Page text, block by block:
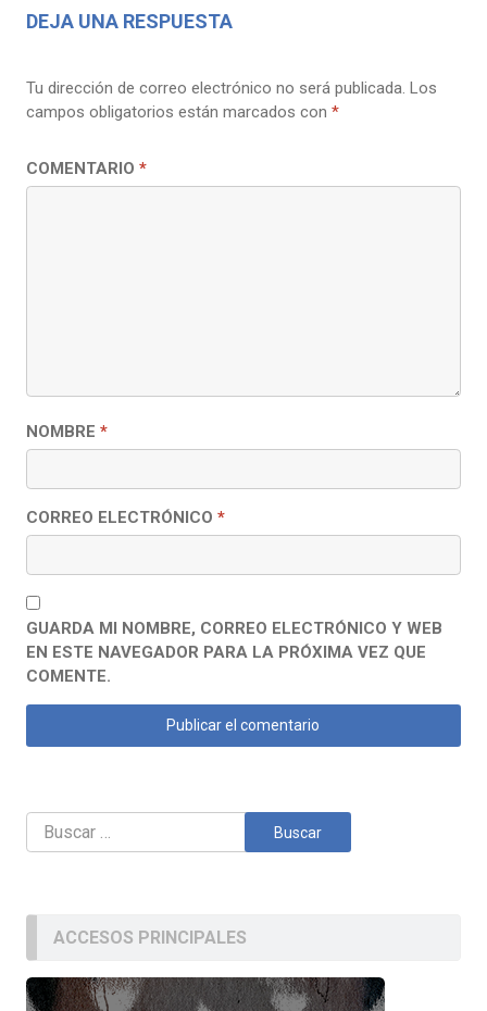
DEJA UNA RESPUESTA
Tu dirección de correo electrónico no será publicada. Los
campos obligatorios están marcados con *
COMENTARIO *
NOMBRE *
CORREO ELECTRÓNICO *
GUARDA MI NOMBRE, CORREO ELECTRÓNICO Y WEB
EN ESTE NAVEGADOR PARA LA PRÓXIMA VEZ QUE
COMENTE.
Buscar:
ACCESOS PRINCIPALES